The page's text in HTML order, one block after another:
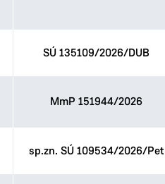
SÚ 135109/2026/DUB
MmP 151944/2026
sp.zn. SÚ 109534/2026/Pet